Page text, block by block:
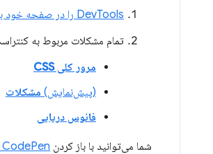
DevTools را در صفحه خود باز کنید
تمام مشکلات مربوط به
مرور کلی CSS
(پیش‌نمایش) مشکلات
فانوس دریایی
شما می‌توانید با باز کردن CodePen ما،